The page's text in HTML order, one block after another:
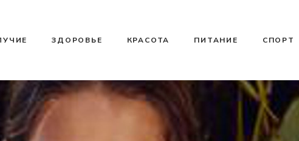
ЗДОРОВЬЕ КРАСОТА ПИТАНИЕ СПОРТ